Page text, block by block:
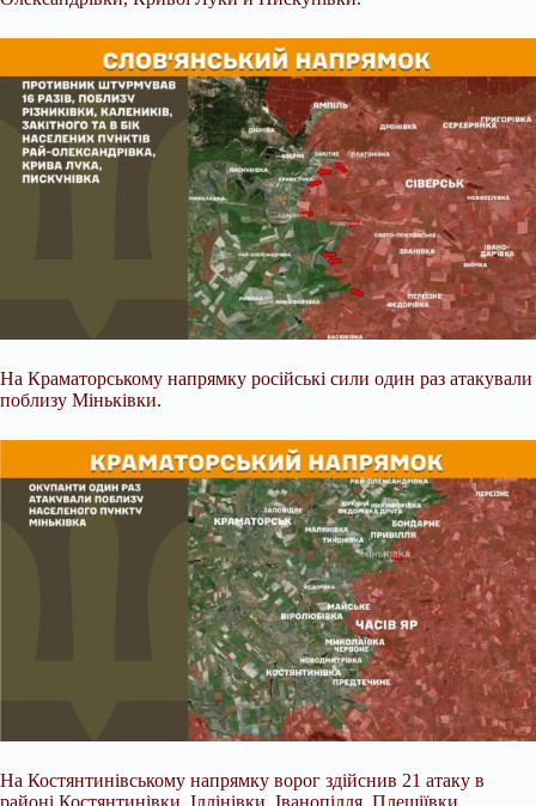
На Краматорському напрямку російські сили один раз атакували
поблизу Міньківки.
На Костянтинівському напрямку ворог здійснив 21 атаку в